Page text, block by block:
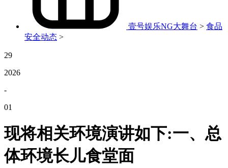
壹号娱乐NG大舞台 > 食品
安全动态 >
29
2026
-
01
现将相关环境演讲如下:一、总
体环境长儿食堂面